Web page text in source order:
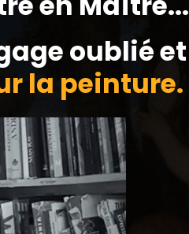
oublié et
la peinture.